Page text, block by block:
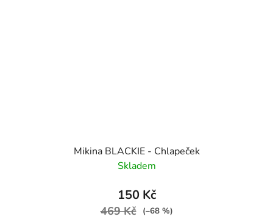
Mikina BLACKIE - Chlapeček
Skladem
150 Kč
469 Kč (–68 %)